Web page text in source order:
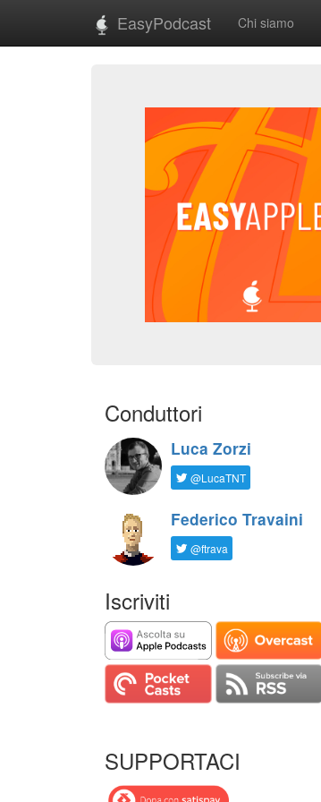
EasyPodcast Chi siamo
Conduttori
Luca Zorzi
@LucaTNT
Federico Travaini
@ftrava
Iscriviti
SUPPORTACI